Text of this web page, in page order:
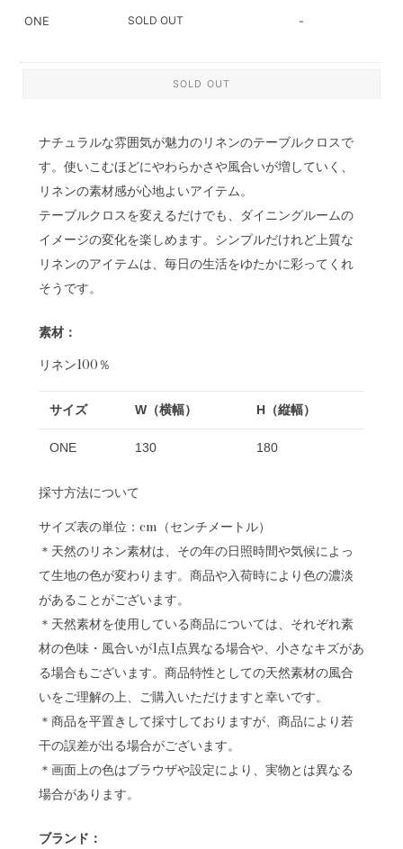
ONE SOLD OUT -
SOLD OUT
ナチュラルな雰囲気が魅力のリネンのテーブルクロスで
す。使いこむほどにやわらかさや風合いが増していく、
リネンの素材感が心地よいアイテム。
テーブルクロスを変えるだけでも、ダイニングルームの
イメージの変化を楽しめます。シンプルだけれど上質な
リネンのアイテムは、毎日の生活をゆたかに彩ってくれ
そうです。
素材：
リネン100％
サイズ W（横幅） H（縦幅）
ONE 130 180
採寸方法について
サイズ表の単位：cm（センチメートル）
＊天然のリネン素材は、その年の日照時間や気候によっ
て生地の色が変わります。商品や入荷時により色の濃淡
があることがございます。
＊天然素材を使用している商品については、それぞれ素
材の色味・風合いが1点1点異なる場合や、小さなキズがあ
る場合もございます。商品特性としての天然素材の風合
いをご理解の上、ご購入いただけますと幸いです。
＊商品を平置きして採寸しておりますが、商品により若
干の誤差が出る場合がございます。
＊画面上の色はブラウザや設定により、実物とは異なる
場合があります。
ブランド：